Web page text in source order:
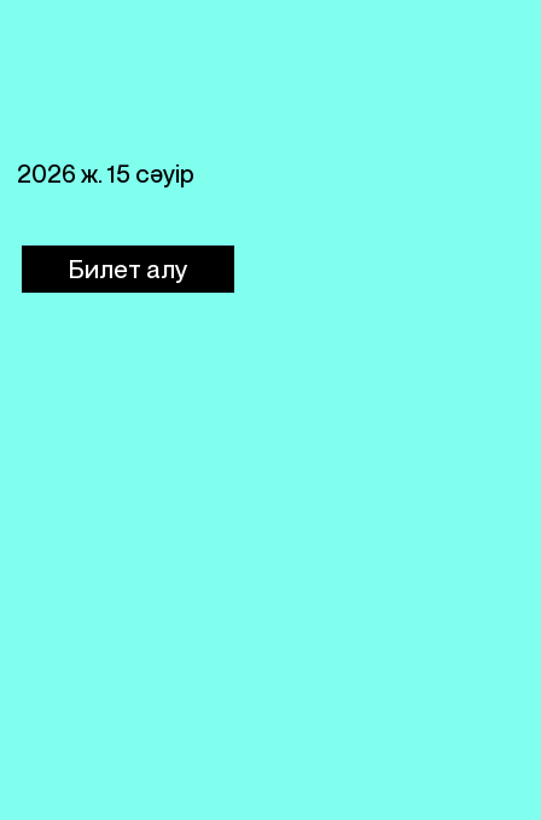
2026 ж. 15 сәуір
Билет алу